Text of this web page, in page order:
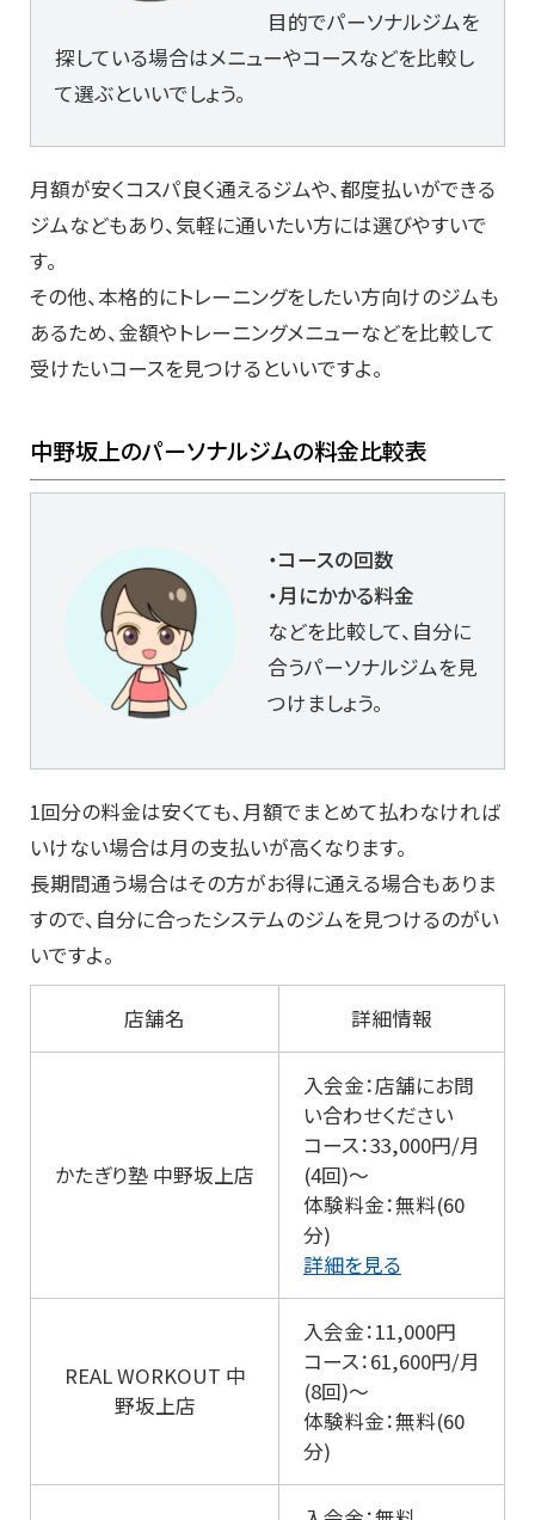
目的でパーソナルジムを
探している場合はメニューやコースなどを比較し
て選ぶといいでしょう。
月額が安くコスパ良く通えるジムや、都度払いができる
ジムなどもあり、気軽に通いたい方には選びやすいで
す。
その他、本格的にトレーニングをしたい方向けのジムも
あるため、金額やトレーニングメニューなどを比較して
受けたいコースを見つけるといいですよ。
中野坂上のパーソナルジムの料金比較表
・コースの回数
・月にかかる料金
などを比較して、自分に
合うパーソナルジムを見
つけましょう。
1回分の料金は安くても、月額でまとめて払わなければ
いけない場合は月の支払いが高くなります。
長期間通う場合はその方がお得に通える場合もありま
すので、自分に合ったシステムのジムを見つけるのがい
いですよ。
店舗名 詳細情報
かたぎり塾 中野坂上店
入会金：店舗にお問
い合わせください
コース：33,000円/月
(4回)～
体験料金：無料(60
分)
詳細を見る
REAL WORKOUT 中
野坂上店
入会金：11,000円
コース：61,600円/月
(8回)～
体験料金：無料(60
分)